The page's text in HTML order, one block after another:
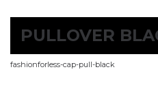
PULLOVER
fashionforless-cap-pull-black